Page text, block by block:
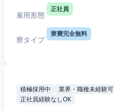
雇用形態
正社員
寮タイプ
寮費完全無料
積極採用中 業界・職種未経験可
正社員経験なしOK